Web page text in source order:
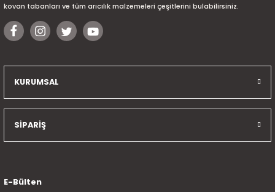
kovan tabanları ve tüm arıcılık malzemeleri çeşitlerini bulabilirsiniz.
KURUMSAL
SİPARİŞ
E-Bülten